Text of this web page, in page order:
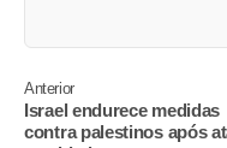
Anterior
Israel endurece medidas
contra palestinos após